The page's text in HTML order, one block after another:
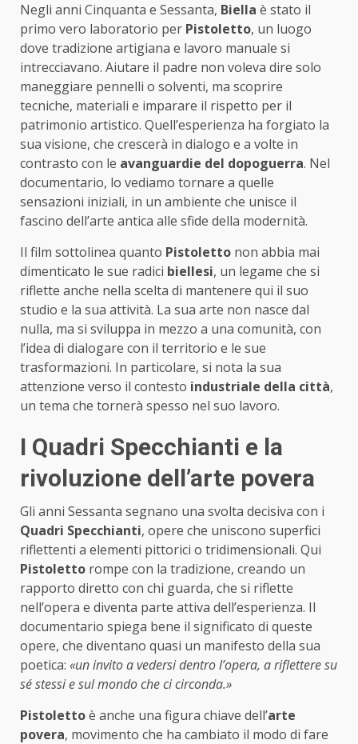
Negli anni Cinquanta e Sessanta, Biella è stato il
primo vero laboratorio per Pistoletto, un luogo
dove tradizione artigiana e lavoro manuale si
intrecciavano. Aiutare il padre non voleva dire solo
maneggiare pennelli o solventi, ma scoprire
tecniche, materiali e imparare il rispetto per il
patrimonio artistico. Quell’esperienza ha forgiato la
sua visione, che crescerà in dialogo e a volte in
contrasto con le avanguardie del dopoguerra. Nel
documentario, lo vediamo tornare a quelle
sensazioni iniziali, in un ambiente che unisce il
fascino dell’arte antica alle sfide della modernità.
Il film sottolinea quanto Pistoletto non abbia mai
dimenticato le sue radici biellesi, un legame che si
riflette anche nella scelta di mantenere qui il suo
studio e la sua attività. La sua arte non nasce dal
nulla, ma si sviluppa in mezzo a una comunità, con
l’idea di dialogare con il territorio e le sue
trasformazioni. In particolare, si nota la sua
attenzione verso il contesto industriale della città,
un tema che tornerà spesso nel suo lavoro.
I Quadri Specchianti e la
rivoluzione dell’arte povera
Gli anni Sessanta segnano una svolta decisiva con i
Quadri Specchianti, opere che uniscono superfici
riflettenti a elementi pittorici o tridimensionali. Qui
Pistoletto rompe con la tradizione, creando un
rapporto diretto con chi guarda, che si riflette
nell’opera e diventa parte attiva dell’esperienza. Il
documentario spiega bene il significato di queste
opere, che diventano quasi un manifesto della sua
poetica: «un invito a vedersi dentro l’opera, a riflettere su
sé stessi e sul mondo che ci circonda.»
Pistolettoè anche una figura chiave dell’arte
povera, movimento che ha cambiato il modo di fare